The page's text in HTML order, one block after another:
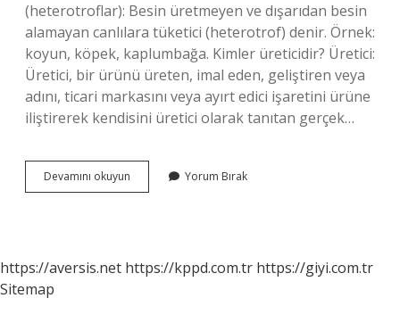
(heterotroflar): Besin üretmeyen ve dışarıdan besin
alamayan canlılara tüketici (heterotrof) denir. Örnek:
koyun, köpek, kaplumbağa. Kimler üreticidir? Üretici:
Üretici, bir ürünü üreten, imal eden, geliştiren veya
adını, ticari markasını veya ayırt edici işaretini ürüne
iliştirerek kendisini üretici olarak tanıtan gerçek…
Devamını okuyun
Canlılar
Yorum Bırak
https://aversis.net https://kppd.com.tr https://giyi.com.tr
Sitemap